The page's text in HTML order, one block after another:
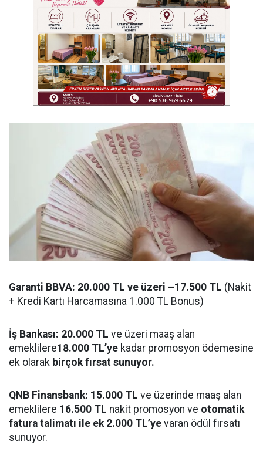
Garanti BBVA: 20.000 TL ve üzeri –17.500 TL (Nakit
+ Kredi Kartı Harcamasına 1.000 TL Bonus)
İş Bankası: 20.000 TL ve üzeri maaş alan
emeklilere18.000 TL’ye kadar promosyon ödemesine
ek olarak birçok fırsat sunuyor.
QNB Finansbank: 15.000 TL ve üzerinde maaş alan
emeklilere 16.500 TL nakit promosyon ve otomatik
fatura talimatı ile ek 2.000 TL’ye varan ödül fırsatı
sunuyor.